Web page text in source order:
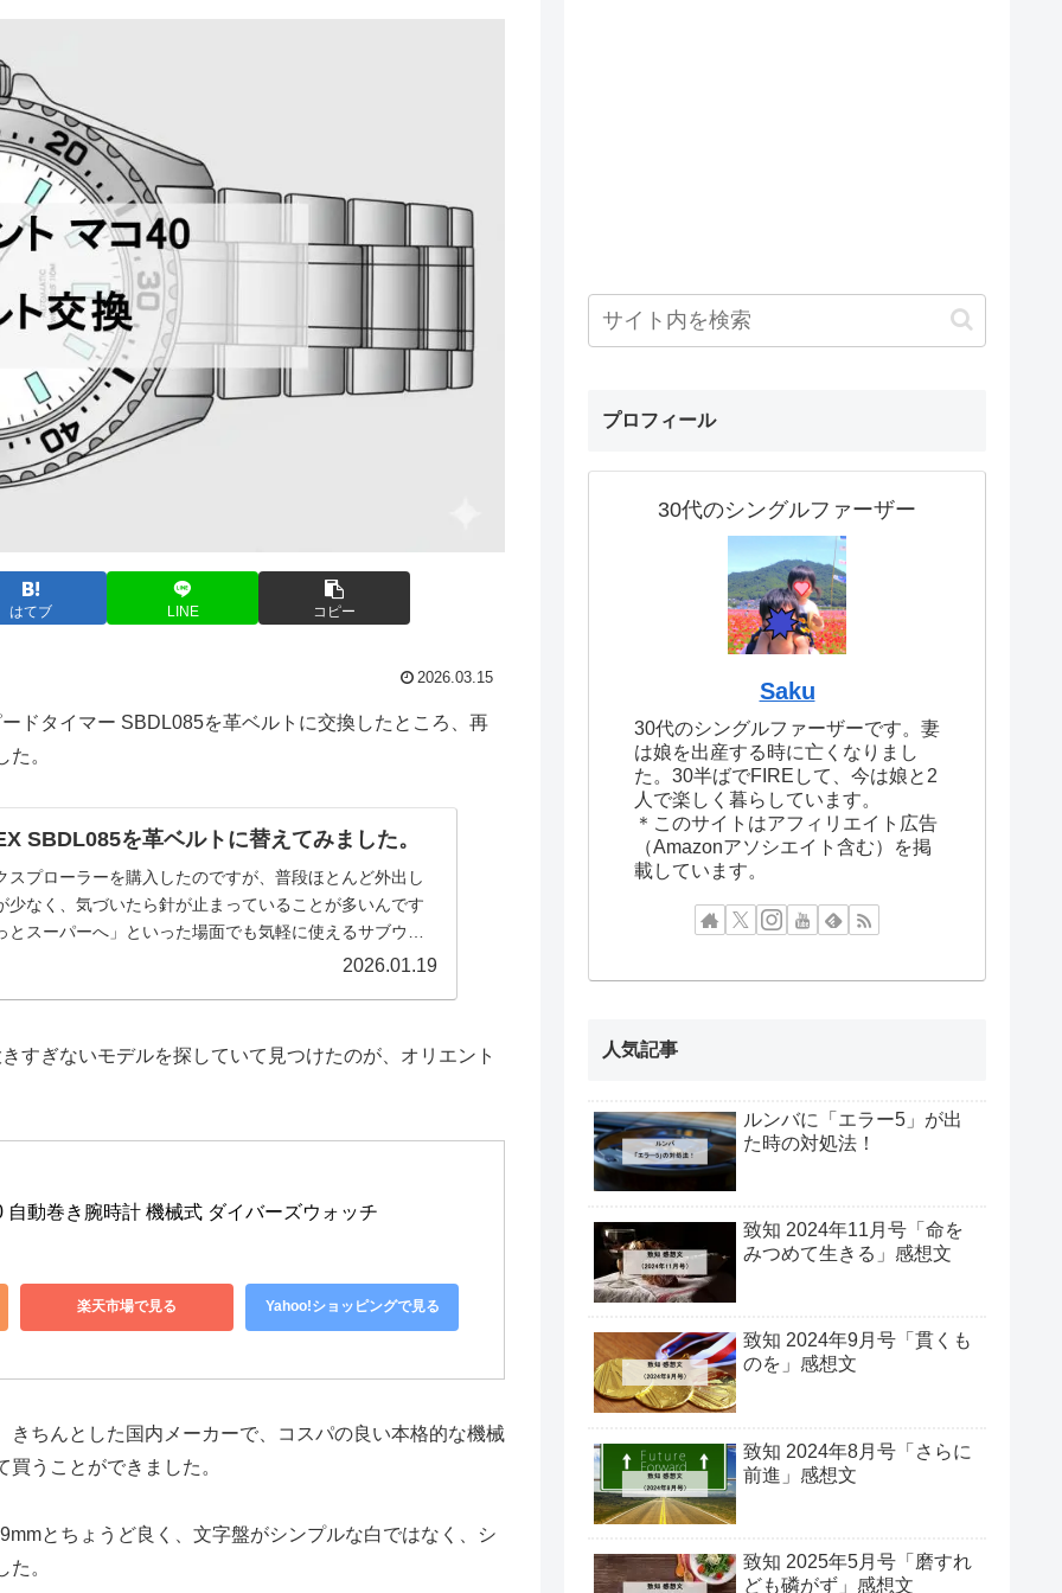
はてブ LINE コピー
2026.03.15
ドタイマー SBDL085を革ベルトに交換したところ、再
。
SBDL085を革ベルトに替えてみました。
スプローラーを購入したのですが、普段ほとんど外出し
少なく、気づいたら針が止まっていることが多いんです
スーパーへ」といった場面でも気軽に使えるサブウォ
2026.01.19
すぎないモデルを探していて見つけたのが、オリエント
動巻き腕時計 機械式 ダイバーズウォッチ
楽天市場で見る Yahoo!ショッピングで見る
ちんとした国内メーカーで、コスパの良い本格的な機械
うことができました。
とちょうど良く、文字盤がシンプルな白ではなく、シ
。
プロフィール
30代のシングルファーザー
Saku
30代のシングルファーザーです。妻
は娘を出産する時に亡くなりまし
た。30半ばでFIREして、今は娘と2
人で楽しく暮らしています。
＊このサイトはアフィリエイト広告
（Amazonアソシエイト含む）を掲
載しています。
人気記事
ルンバに「エラー5」が出
た時の対処法！
致知 2024年11月号「命を
みつめて生きる」感想文
致知 2024年9月号「貫くも
のを」感想文
致知 2024年8月号「さらに
前進」感想文
致知 2025年5月号「磨すれ
ども磷がず」感想文